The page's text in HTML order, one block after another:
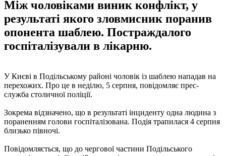
Між чоловіками виник конфлікт, у
результаті якого зловмисник поранив
опонента шаблею. Постраждалого
госпіталізували в лікарню.
У Києві в Подільському районі чоловік із шаблею нападав на
перехожих. Про це в неділю, 5 серпня, повідомляє прес-
служба столичної поліції.
Зокрема відзначено, що в результаті інциденту одна людина з
пораненням голови госпіталізована. Подія трапилася 4 серпня
близько півночі.
Повідомляється, що до чергової частини Подільського